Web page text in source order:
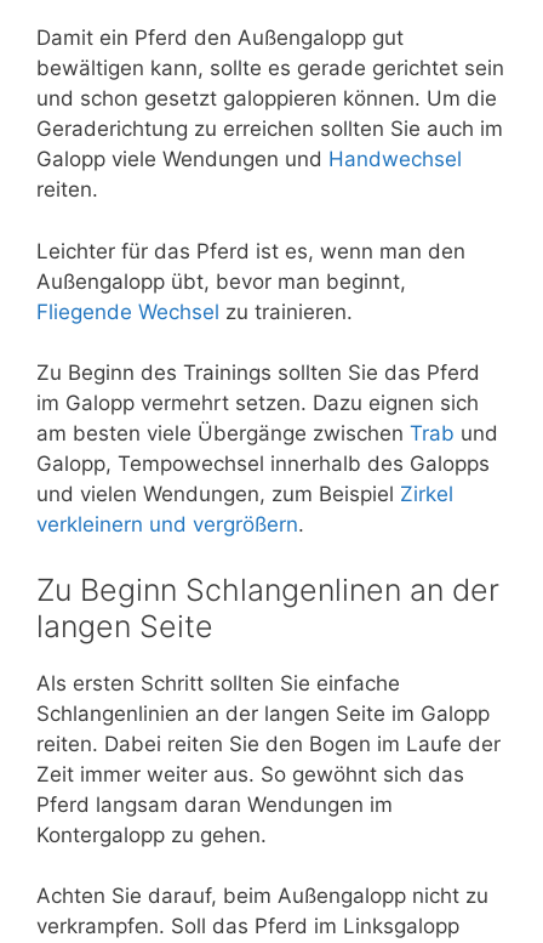
Damit ein Pferd den Außengalopp gut
bewältigen kann, sollte es gerade gerichtet sein
und schon gesetzt galoppieren können. Um die
Geraderichtung zu erreichen sollten Sie auch im
Galopp viele Wendungen und Handwechsel
reiten.
Leichter für das Pferd ist es, wenn man den
Außengalopp übt, bevor man beginnt,
Fliegende Wechsel zu trainieren.
Zu Beginn des Trainings sollten Sie das Pferd
im Galopp vermehrt setzen. Dazu eignen sich
am besten viele Übergänge zwischen Trab und
Galopp, Tempowechsel innerhalb des Galopps
und vielen Wendungen, zum Beispiel Zirkel
verkleinern und vergrößern.
Zu Beginn Schlangenlinen an der
langen Seite
Als ersten Schritt sollten Sie einfache
Schlangenlinien an der langen Seite im Galopp
reiten. Dabei reiten Sie den Bogen im Laufe der
Zeit immer weiter aus. So gewöhnt sich das
Pferd langsam daran Wendungen im
Kontergalopp zu gehen.
Achten Sie darauf, beim Außengalopp nicht zu
verkrampfen. Soll das Pferd im Linksgalopp